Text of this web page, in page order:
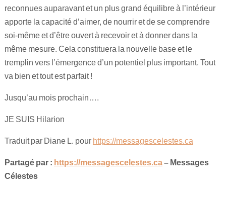
reconnues auparavant et un plus grand équilibre à l’intérieur
apporte la capacité d’aimer, de nourrir et de se comprendre
soi-même et d’être ouvert à recevoir et à donner dans la
même mesure. Cela constituera la nouvelle base et le
tremplin vers l’émergence d’un potentiel plus important. Tout
va bien et tout est parfait !
Jusqu’au mois prochain….
JE SUIS Hilarion
Traduit par Diane L. pour https://messagescelestes.ca
Partagé par : https://messagescelestes.ca – Messages
Célestes